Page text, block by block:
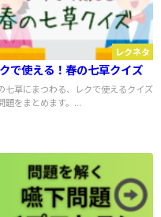
レクネタ
で使える！春の七草クイズ
七草にまつわる、レクで使えるクイズ
題をまとめます。...